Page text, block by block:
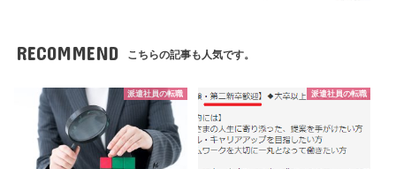
RECOMMEND こちらの記事も人気です。
派遣社員の転職 派遣社員の転職